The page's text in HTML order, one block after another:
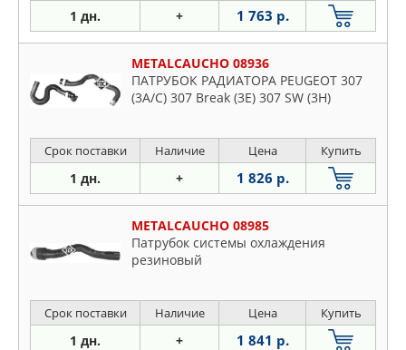
1 дн. + 1 763 р.
METALCAUCHO 08936
ПАТРУБОК РАДИАТОРА PEUGEOT 307
(3A/C) 307 Break (3E) 307 SW (3H)
Срок поставки Наличие Цена Купить
1 дн. + 1 826 р.
METALCAUCHO 08985
Патрубок системы охлаждения
резиновый
Срок поставки Наличие Цена Купить
1 дн. + 1 841 р.